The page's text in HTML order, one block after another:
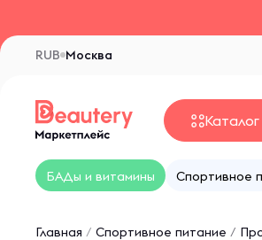
Москва
RUB
Каталог
БАДы и витамины Спортивное
Главная / Спортивное питание /